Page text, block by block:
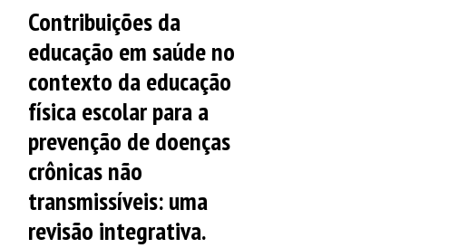
Contribuições da
educação em saúde no
contexto da educação
física escolar para a
prevenção de doenças
crônicas não
transmissíveis: uma
revisão integrativa.